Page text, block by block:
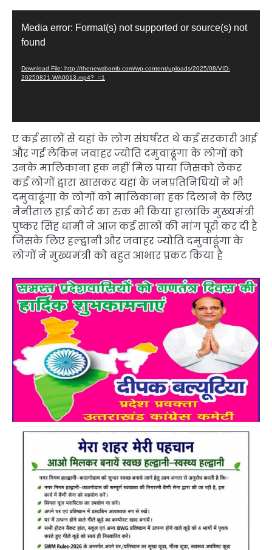
Player
Media error: Format(s) not supported or source(s) not
found
Download File: http://thenewsbomb.com/wp-content/uploads/2025/08/VID-
20250821-WA0013.mp4?_=1
ए कई सालों से यहां के लोग संघर्षरत थे कई सरकारी आई
और गई लेकिन जवाहर ज्योति दमुवाढूंगा के लोगों को
उनके मालिकाना हक नहीं मिल पाया जिसको लेकर
कई लोगों द्वारा खासकर यहां के जनप्रतिनिधियों ने भी
दमुवाढूंगा के लोगों को मालिकाना हक दिलाने के लिए
नैनीताल हाई कोर्ट का रुक भी किया हालांकि मुख्यमंत्री
पुष्कर सिंह धामी ने आज कई सालों की मांग पूरी कर दी है
जिसके लिए हल्द्वानी और जवाहर ज्योति दमुवाढूंगा के
लोगों ने मुख्यमंत्री को बहुत आभार प्रकट किया है